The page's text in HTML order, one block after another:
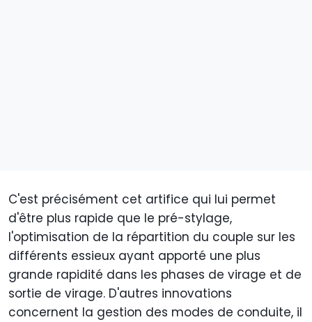
C'est précisément cet artifice qui lui permet
d'être plus rapide que le pré-stylage,
l'optimisation de la répartition du couple sur les
différents essieux ayant apporté une plus
grande rapidité dans les phases de virage et de
sortie de virage. D'autres innovations
concernent la gestion des modes de conduite, il